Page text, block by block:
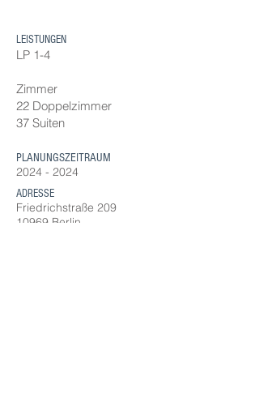
LEISTUNGEN
LP 1-4
Zimmer
22 Doppelzimmer
37 Suiten
PLANUNGSZEITRAUM
2024 - 2024
ADRESSE
Friedrichstraße 209
10969 Berlin